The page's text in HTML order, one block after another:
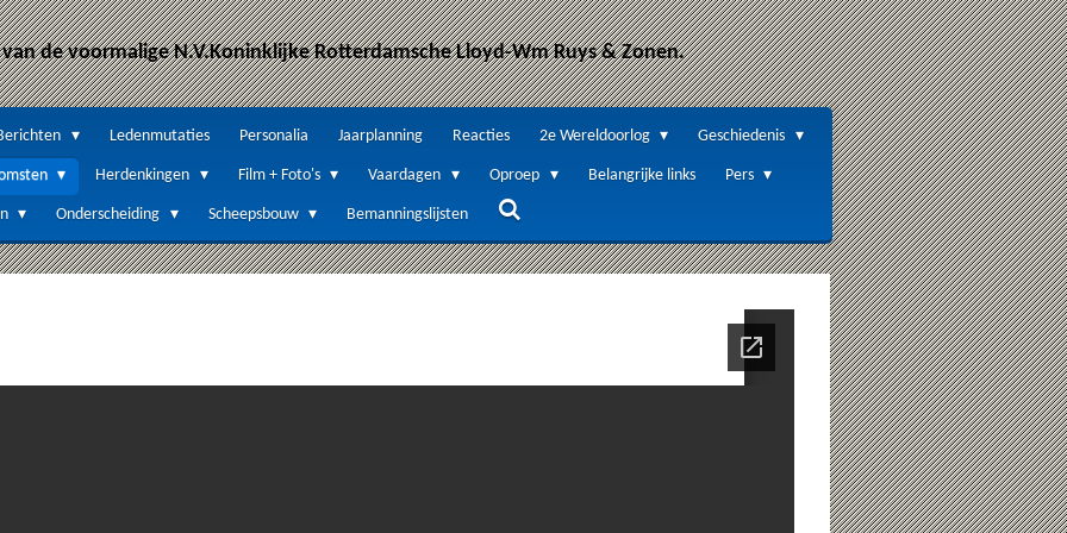
de voormalige N.V.Koninklijke Rotterdamsche Lloyd-Wm Ruys & Zonen.
Ledenmutaties Personalia Jaarplanning Reacties 2e Wereldoorlog Geschiedenis
Herdenkingen Film + Foto's Vaardagen Oproep Belangrijke links Pers
Onderscheiding Scheepsbouw Bemanningslijsten